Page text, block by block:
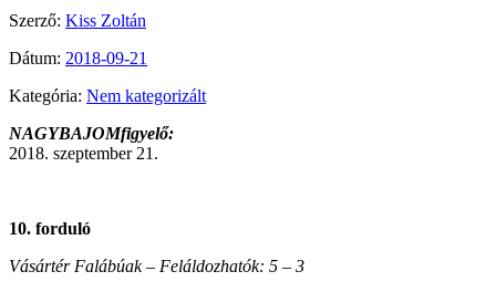
Szerző: Kiss Zoltán
Dátum: 2018-09-21
Kategória: Nem kategorizált
NAGYBAJOMfigyelő:
2018. szeptember 21.
10. forduló
Vásártér Falábúak – Feláldozhatók: 5 – 3